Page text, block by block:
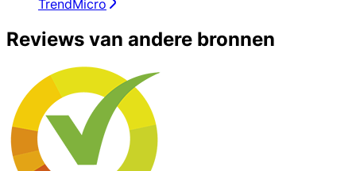
TrendMicro
Reviews van andere bronnen